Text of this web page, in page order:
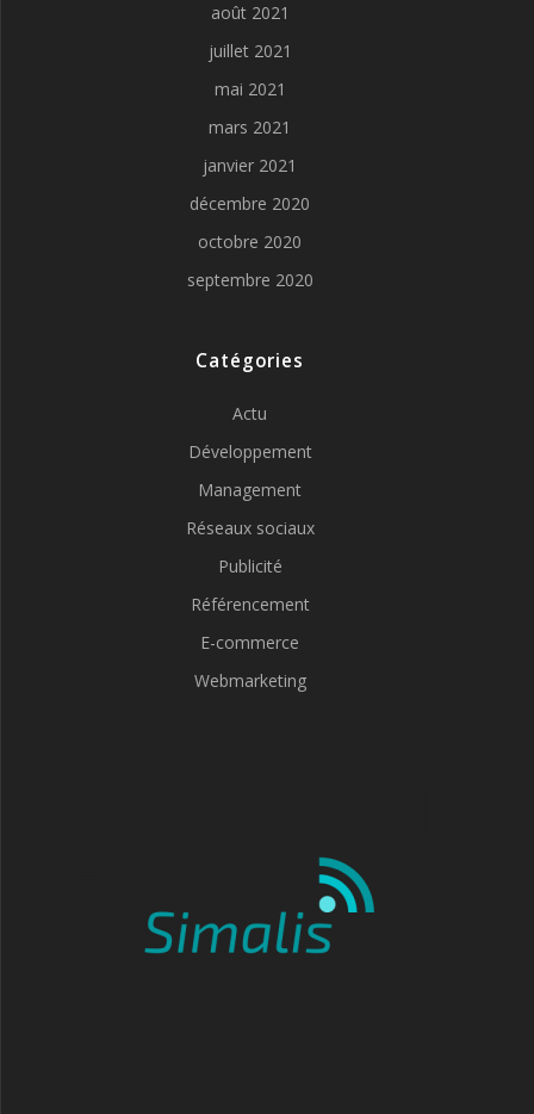
août 2021
juillet 2021
mai 2021
mars 2021
janvier 2021
décembre 2020
octobre 2020
septembre 2020
Catégories
Actu
Développement
Management
Réseaux sociaux
Publicité
Référencement
E-commerce
Webmarketing